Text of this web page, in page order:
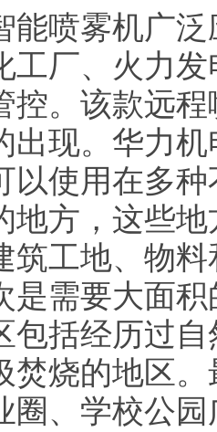
能喷雾机广
工厂、火力
控。该款远
出现。华力
以使用在多
地方，这些
筑工地、物
是需要大面
包括经历过
焚烧的地区
圈、学校公